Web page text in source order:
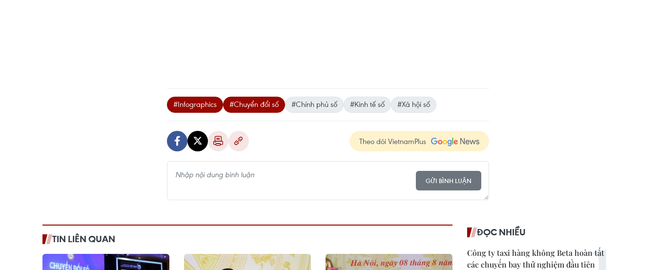
#Infographics #Chuyển đổi số #Chính phủ số #Kinh tế số #Xã hội số
Theo dõi VietnamPlus
GỬI BÌNH LUẬN
TIN LIÊN QUAN
ĐỌC NHIỀU
Công ty taxi hàng không Beta hoàn tất
các chuyến bay thử nghiệm đầu tiên